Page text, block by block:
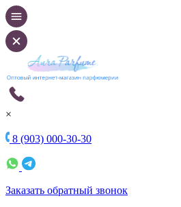
×
8 (903) 000-30-30
Заказать обратный звонок